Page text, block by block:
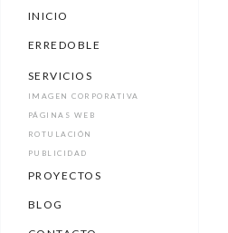
INICIO
ERREDOBLE
SERVICIOS
IMAGEN CORPORATIVA
PÁGINAS WEB
ROTULACIÓN
PUBLICIDAD
PROYECTOS
BLOG